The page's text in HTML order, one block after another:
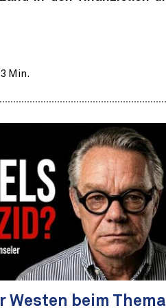
3 Min.
Westen beim Thema